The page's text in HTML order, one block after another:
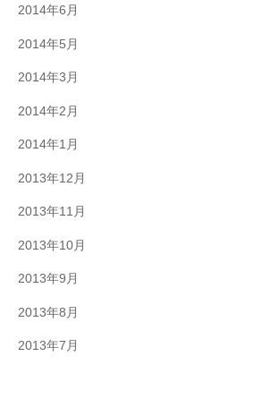
2014年6月
2014年5月
2014年3月
2014年2月
2014年1月
2013年12月
2013年11月
2013年10月
2013年9月
2013年8月
2013年7月